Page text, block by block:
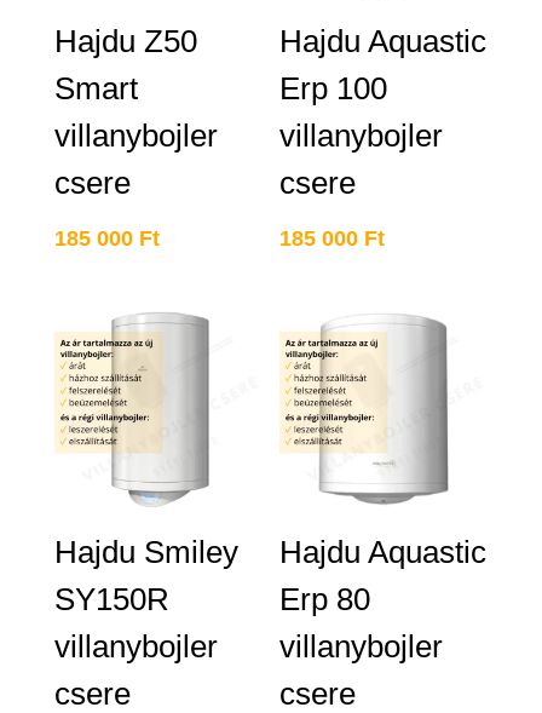
Hajdu Z50
Smart
villanybojler
csere
185 000 Ft
Hajdu Aquastic
Erp 100
villanybojler
csere
185 000 Ft
Hajdu Smiley
SY150R
villanybojler
csere
Hajdu Aquastic
Erp 80
villanybojler
csere